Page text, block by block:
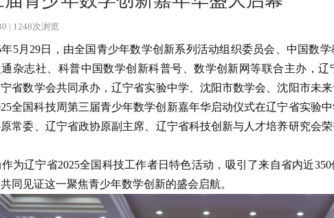
| 1248次浏览
5月29日，由全国青少年数学创新系列活动组织委员会、中国数学
杂志社、科普中国数学创新科普号、数学创新网等联合主办，
省数学会共同承办，辽宁省实验中学、沈阳市数学会、沈阳市未
全国科技周第三届青少年数学创新嘉年华启动仪式在辽宁省实验
常委、辽宁省政协原副主席、辽宁省科技创新与人才培养研究会
辽宁省2025全国科技工作者日特色活动，吸引了来自省内近350
同见证这一聚焦青少年数学创新的盛会启航。